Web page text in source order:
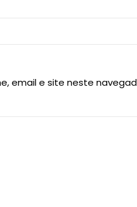
email e site neste